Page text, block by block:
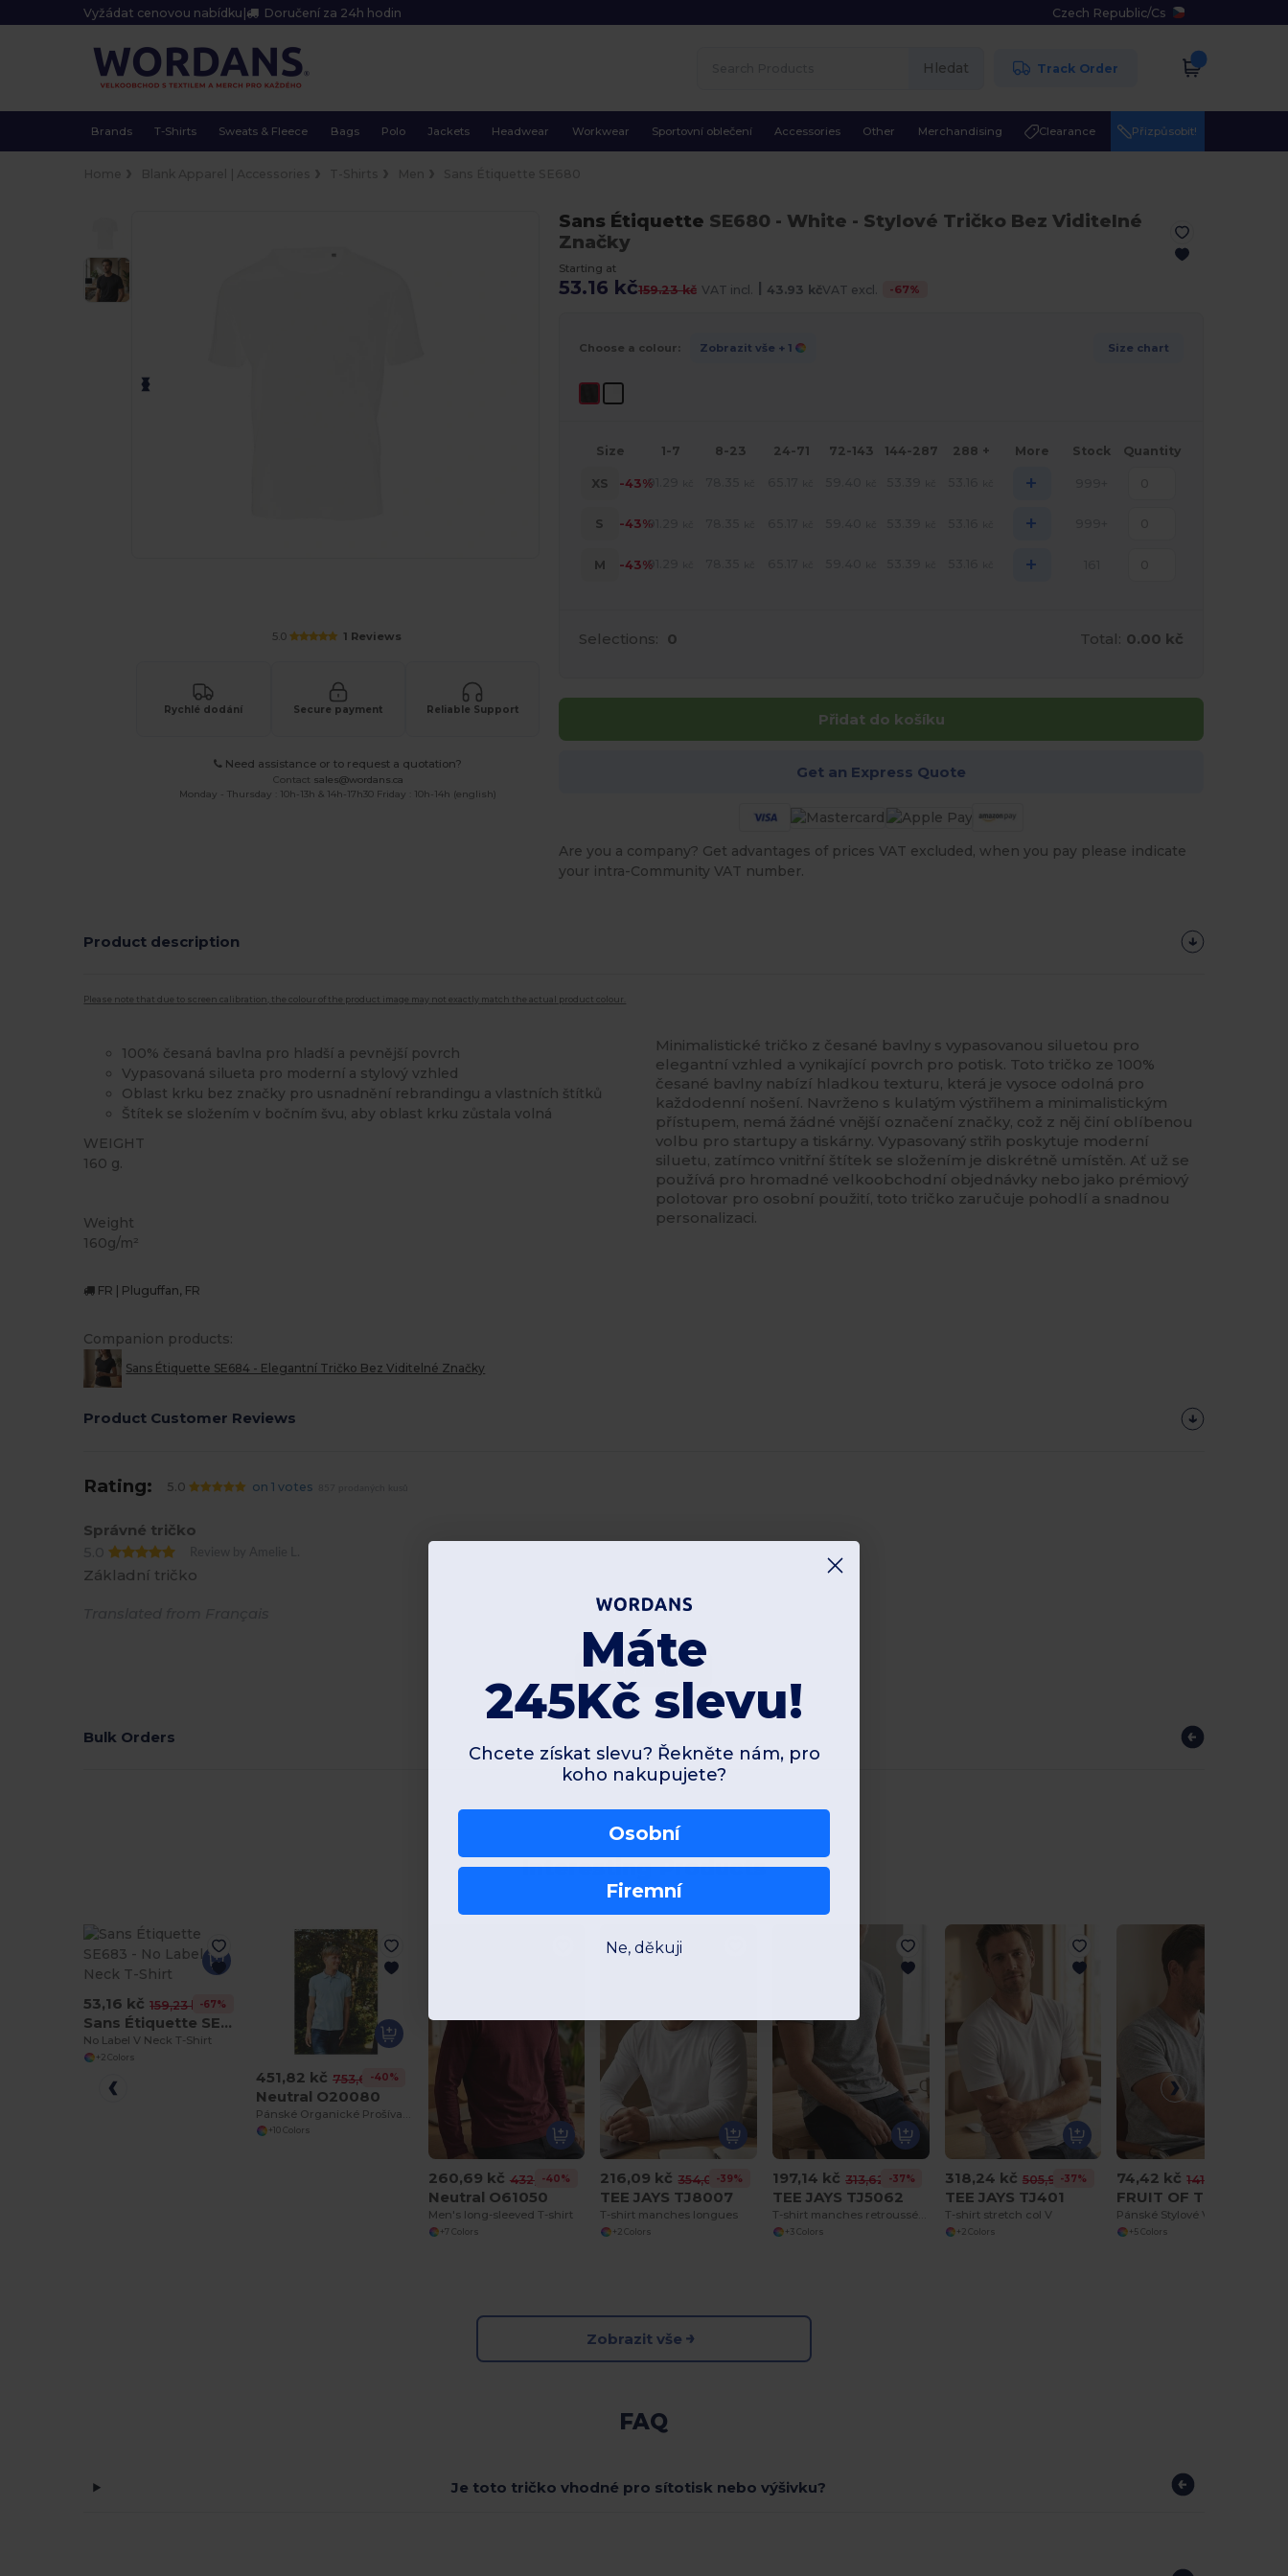
Vyžádat cenovou nabídku | Doručení za 24h hodin Czech Republic/Cs
Hledat Track Order
Brands T-Shirts Sweats & Fleece Bags Polo Jackets Headwear Workwear Sportovní oblečení Accessories Other Merchandising Clearance Přizpůsobit!
5.0 1 Reviews
Rychlé dodání Secure payment Reliable Support
Need assistance or to request a quotation?
Contact sales@wordans.ca
Monday - Thursday : 10h-13h & 14h-17h30 Friday : 10h-14h (english)
Sans Étiquette SE680 - White - Stylové Tričko Bez Viditelné
Značky
Starting at
53.16 kč159.23 kč VAT incl. | 43.93 kčVAT excl. -67%
Choose a colour: Zobrazit vše + 1 Size chart
Size 1-7 8-23 24-71 72-143 144-287 288 + More Stock Quantity
XS -43%91.29 +
S -43%91.29 +
M -43%91.29 +
Selections: 0 Total: 0.00 kč
Přidat do košíku
Get an Express Quote
Are you a company? Get advantages of prices VAT excluded, when you pay please indicate
your intra-Community VAT number.
Product description
Please note that due to screen calibration, the colour of the product image may not exactly match the actual product colour.
100% česaná bavlna pro hladší a pevnější povrch
Vypasovaná silueta pro moderní a stylový vzhled
Oblast krku bez značky pro usnadnění rebrandingu a vlastních štítků
Štítek se složením v bočním švu, aby oblast krku zůstala volná
WEIGHT
160 g.
Weight
160g/m²
Minimalistické tričko z česané bavlny s vypasovanou siluetou pro
elegantní vzhled a vynikající povrch pro potisk. Toto tričko ze 100%
česané bavlny nabízí hladkou texturu, která je vysoce odolná pro
každodenní nošení. Navrženo s kulatým výstřihem a minimalistickým
přístupem, nemá žádné vnější označení značky, což z něj činí oblíbenou
volbu pro startupy a tiskárny. Vypasovaný střih poskytuje moderní
siluetu, zatímco vnitřní štítek se složením je diskrétně umístěn. Ať už se
používá pro hromadné velkoobchodní objednávky nebo jako prémiový
polotovar pro osobní použití, toto tričko zaručuje pohodlí a snadnou
personalizaci.
FR | Pluguffan, FR
Companion products:
Sans Étiquette SE684 - Elegantní Tričko Bez Viditelné Značky
Product Customer Reviews
Rating: 5.0 on 1 votes
Správné tričko
5.0
Základní tričko
Add a review
Bulk Orders
Interesting Products
53,16 kč 159,23 kč-67%
Sans Étiquette SE683
No Label V Neck T-Shirt
+2 Colors
451,82 kč 753,65 kč
-40%
Neutral O20080
+10 Colors
260,69 kč 432,41 kč
-40%
Neutral O61050
Men's long-sleeved T-shirt
+7 Colors
216,09 kč 354,06 kč
-39%
TEE JAYS TJ8007
T-shirt manches longues
+2 Colors
197,14 kč 313,62 kč-37%
TEE JAYS TJ5062
+3 Colors
318,24 kč 505,90 kč
-37%
TEE JAYS TJ401
T-shirt stretch col V
+2 Colors
74,42 kč 141,67 kč
+5 Colors
Zobrazit vše
FAQ
Je toto tričko vhodné pro sítotisk nebo výšivku?
Máte
245Kč slevu!
Chcete získat slevu? Řekněte nám, pro
koho nakupujete?
Osobní
Firemní
Ne, děkuji